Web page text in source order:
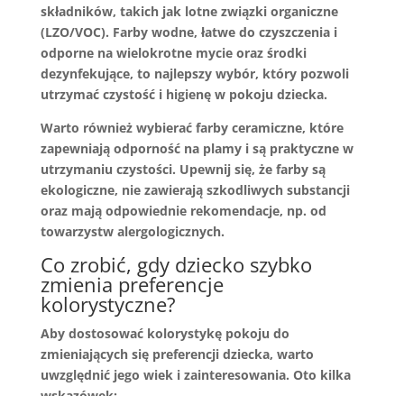
składników, takich jak lotne związki organiczne
(LZO/VOC). Farby wodne, łatwe do czyszczenia i
odporne na wielokrotne mycie oraz środki
dezynfekujące, to najlepszy wybór, który pozwoli
utrzymać czystość i higienę w pokoju dziecka.
Warto również wybierać farby ceramiczne, które
zapewniają odporność na plamy i są praktyczne w
utrzymaniu czystości. Upewnij się, że farby są
ekologiczne, nie zawierają szkodliwych substancji
oraz mają odpowiednie rekomendacje, np. od
towarzystw alergologicznych.
Co zrobić, gdy dziecko szybko
zmienia preferencje
kolorystyczne?
Aby dostosować kolorystykę pokoju do
zmieniających się preferencji dziecka, warto
uwzględnić jego wiek i zainteresowania. Oto kilka